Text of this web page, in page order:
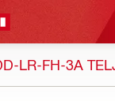
LR-FH-3A